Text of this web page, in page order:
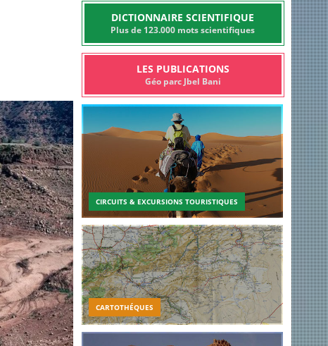
DICTIONNAIRE SCIENTIFIQUE
Plus de 123.000 mots scientifiques
LES PUBLICATIONS
Géo parc Jbel Bani
CIRCUITS & EXCURSIONS TOURISTIQUES
CARTOTHÉQUES